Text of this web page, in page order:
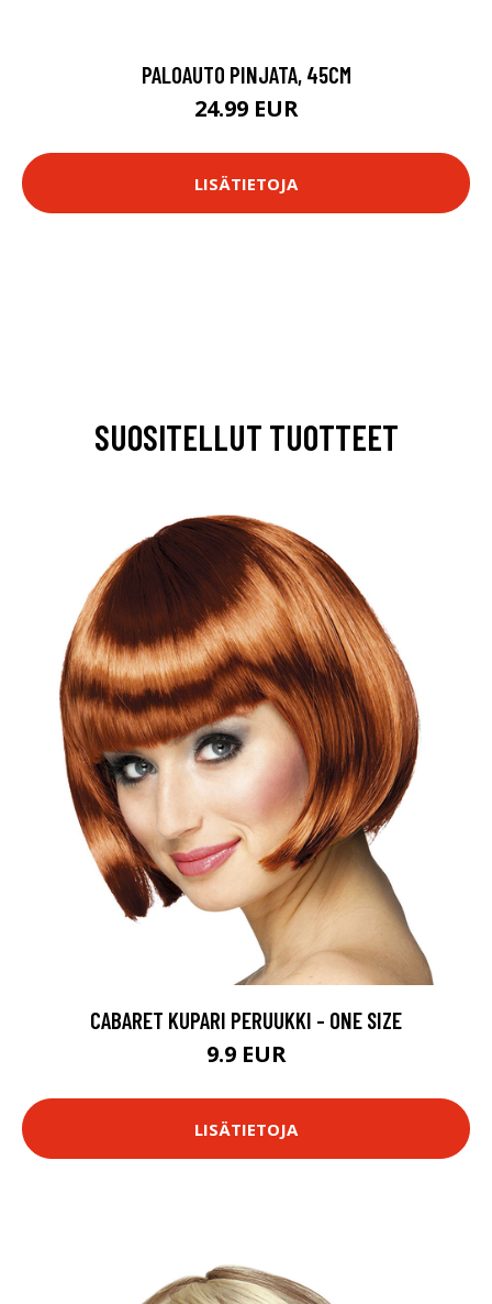
PALOAUTO PINJATA, 45CM
24.99 EUR
LISÄTIETOJA
SUOSITELLUT TUOTTEET
CABARET KUPARI PERUUKKI - ONE SIZE
9.9 EUR
LISÄTIETOJA